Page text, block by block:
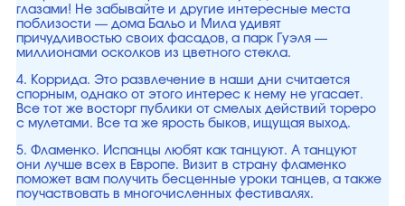
глазами! Не забывайте и другие интересные места
поблизости — дома Бальо и Мила удивят
причудливостью своих фасадов, а парк Гуэля —
миллионами осколков из цветного стекла.
4. Коррида. Это развлечение в наши дни считается
спорным, однако от этого интерес к нему не угасает.
Все тот же восторг публики от смелых действий тореро
с мулетами. Все та же ярость быков, ищущая выход.
5. Фламенко. Испанцы любят как танцуют. А танцуют
они лучше всех в Европе. Визит в страну фламенко
поможет вам получить бесценные уроки танцев, а также
поучаствовать в многочисленных фестивалях.